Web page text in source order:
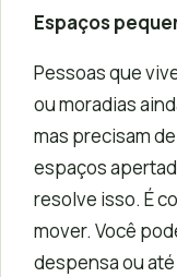
Espaços
Pessoas que
ou moradias
mas precisam
espaços
resolve isso. É
mover. Você
despensa ou